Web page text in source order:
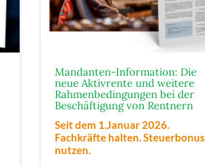
Mandanten-Information: Die
neue Aktivrente und weitere
Rahmenbedingungen bei der
Beschäftigung von Rentnern
Seit dem 1.Januar 2026.
Fachkräfte halten. Steuerbonus
nutzen.